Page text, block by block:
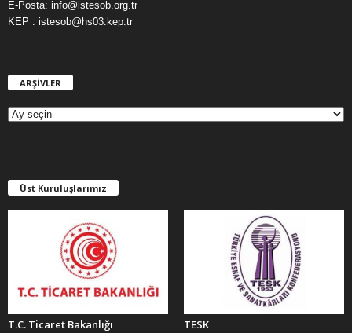
E-Posta: info@istesob.org.tr
KEP : istesob@hs03.kep.tr
ARŞİVLER
E
R
Üst Kuruluşlarımız
T.C. Ticaret Bakanlığı TESK